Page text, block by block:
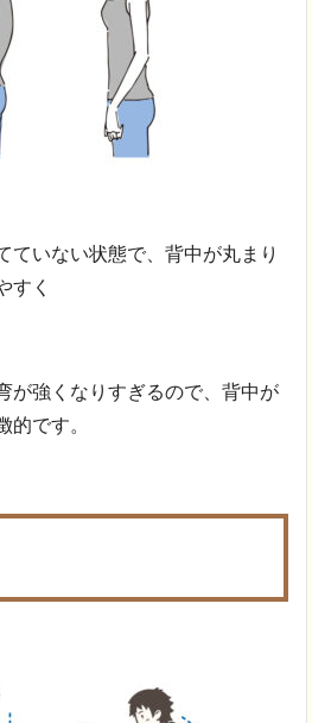
ていない状態で、背中が丸まり
すく
が強くなりすぎるので、背中が
的です。